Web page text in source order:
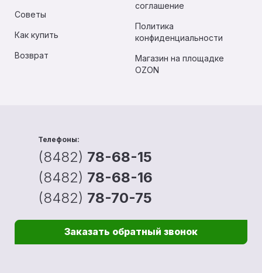
Советы
Как купить
Возврат
соглашение
Политика
конфиденциальности
Магазин на площадке
OZON
Телефоны:
(8482) 78-68-15
(8482) 78-68-16
(8482) 78-70-75
Заказать обратный звонок